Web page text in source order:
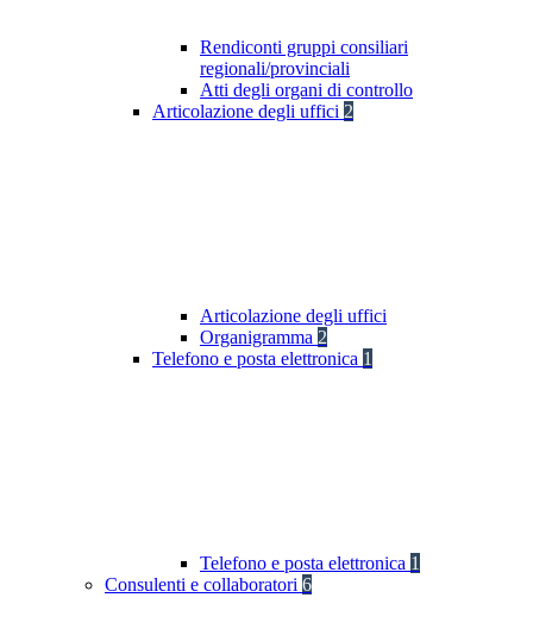
Rendiconti gruppi consiliari
regionali/provinciali
Atti degli organi di controllo
Articolazione degli uffici 2
Articolazione degli uffici
Organigramma 2
Telefono e posta elettronica 1
Telefono e posta elettronica 1
Consulenti e collaboratori 6